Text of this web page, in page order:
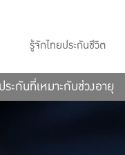
รู้จักไทยประกันชีวิต
ะกันที่เหมาะกับช่วงอายุ